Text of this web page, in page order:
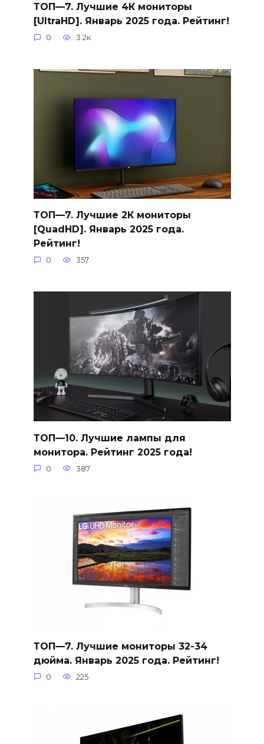
ТОП—7. Лучшие 4К мониторы
[UltraHD]. Январь 2025 года. Рейтинг!
0 3.2к.
ТОП—7. Лучшие 2К мониторы
[QuadHD]. Январь 2025 года.
Рейтинг!
0 357
ТОП—10. Лучшие лампы для
монитора. Рейтинг 2025 года!
0 387
ТОП—7. Лучшие мониторы 32-34
дюйма. Январь 2025 года. Рейтинг!
0 225